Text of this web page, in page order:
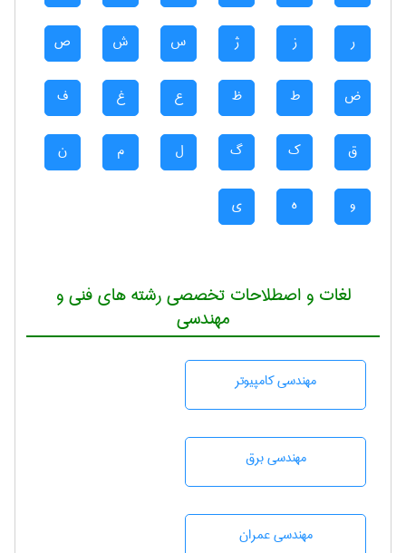
ر ز ژ س ش ص
ض ط ظ ع غ ف
ق ک گ ل م ن
و ه ی
لغات و اصطلاحات تخصصی رشته های فنی و
مهندسی
مهندسی كامپيوتر
مهندسی برق
مهندسی عمران